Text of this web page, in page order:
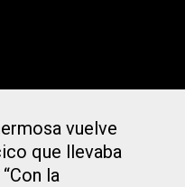
vuelve
que llevaba
la